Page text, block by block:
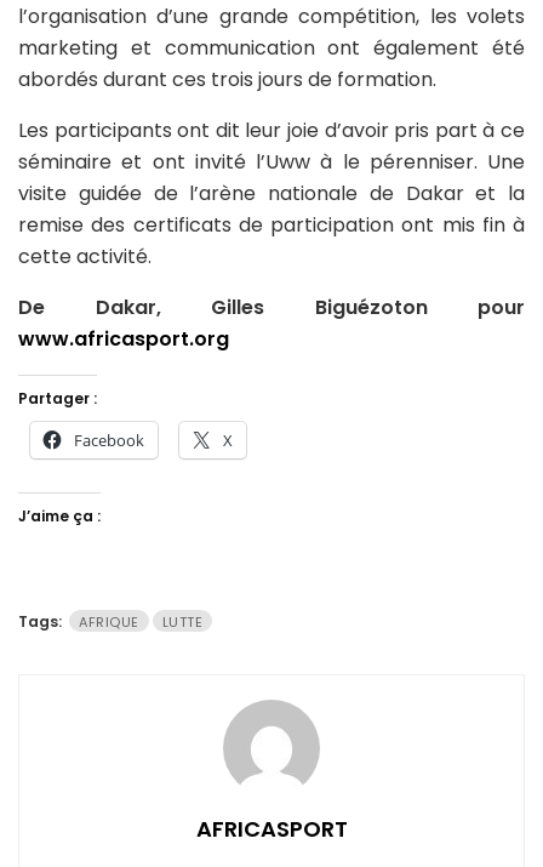
l’organisation d’une grande compétition, les volets
marketing et communication ont également été
abordés durant ces trois jours de formation.
Les participants ont dit leur joie d’avoir pris part à ce
séminaire et ont invité l’Uww à le pérenniser. Une
visite guidée de l’arène nationale de Dakar et la
remise des certificats de participation ont mis fin à
cette activité.
De Dakar, Gilles Biguézoton pour
www.africasport.org
Partager :
Facebook X
J’aime ça :
Tags: AFRIQUE LUTTE
AFRICASPORT